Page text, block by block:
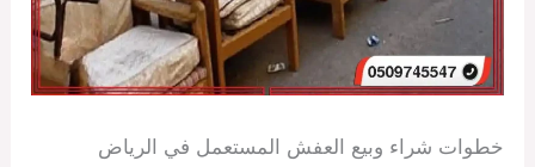
خطوات شراء وبيع العفش المستعمل في الرياض